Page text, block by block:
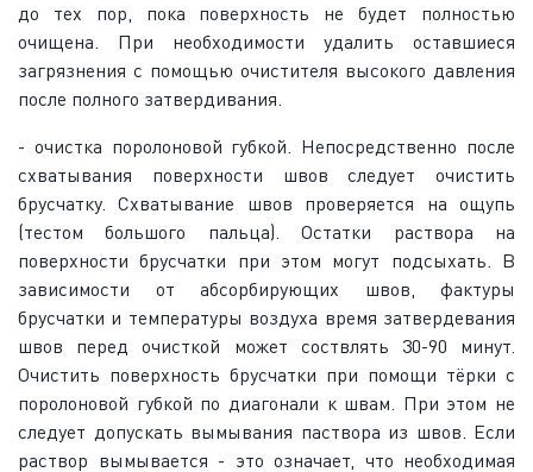
до тех пор, пока поверхность не будет полностью
очищена. При необходимости удалить оставшиеся
загрязнения с помощью очистителя высокого давления
после полного затвердивания.
- очистка поролоновой губкой. Непосредственно после
схватывания поверхности швов следует очистить
брусчатку. Схватывание швов проверяется на ощупь
(тестом большого пальца). Остатки раствора на
поверхности брусчатки при этом могут подсыхать. В
зависимости от абсорбирующих швов, фактуры
брусчатки и температуры воздуха время затвердевания
швов перед очисткой может соствлять 30-90 минут.
Очистить поверхность брусчатки при помощи тёрки с
поролоновой губкой по диагонали к швам. При этом не
следует допускать вымывания паствора из швов. Если
раствор вымывается - это означает, что необходимая